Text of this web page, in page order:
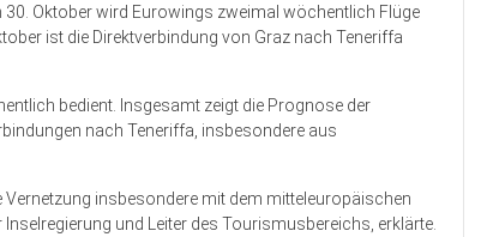
Oktober wird Eurowings zweimal wöchentlich Flüge
ist die Direktverbindung von Graz nach Teneriffa
bedient. Insgesamt zeigt die Prognose der
nach Teneriffa, insbesondere aus
Vernetzung insbesondere mit dem mitteleuropäischen
und Leiter des Tourismusbereichs, erklärte.